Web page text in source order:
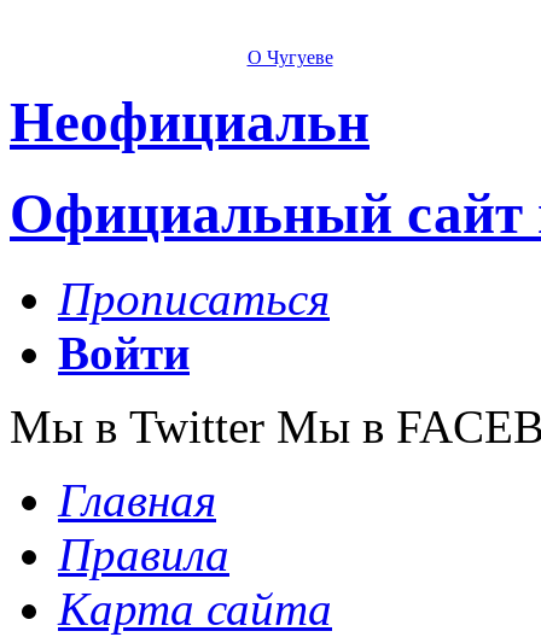
Неофициальн
О Чугуеве
Официальный сайт
Прописаться
Войти
Мы в Twitter Мы в
Главная
Правила
Карта сайта